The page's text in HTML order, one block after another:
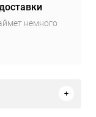
немного